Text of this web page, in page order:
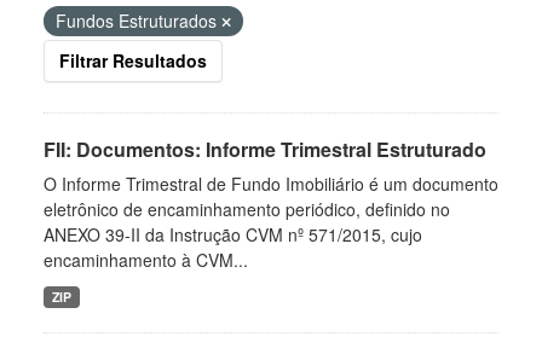
Fundos Estruturados
Filtrar Resultados
FII: Documentos: Informe Trimestral Estruturado
O Informe Trimestral de Fundo Imobiliário é um documento
eletrônico de encaminhamento periódico, definido no
ANEXO 39-II da Instrução CVM nº 571/2015, cujo
encaminhamento à CVM...
ZIP